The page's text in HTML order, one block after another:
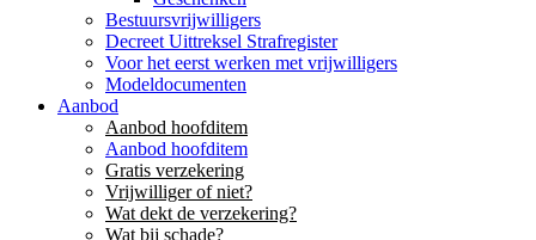
Bestuursvrijwilligers
Decreet Uittreksel Strafregister
Voor het eerst werken met vrijwilligers
Modeldocumenten
Aanbod
Aanbod hoofditem
Aanbod hoofditem
Gratis verzekering
Vrijwilliger of niet?
Wat dekt de verzekering?
Wat bij schade?